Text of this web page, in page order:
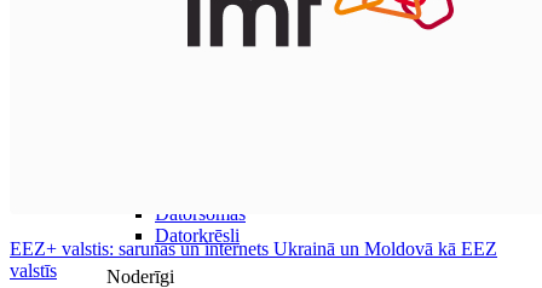
Datorsomas
Datorkrēsli
Noderīgi
EEZ+ valstis: sarunas un internets Ukrainā un Moldovā kā EEZ
valstīs